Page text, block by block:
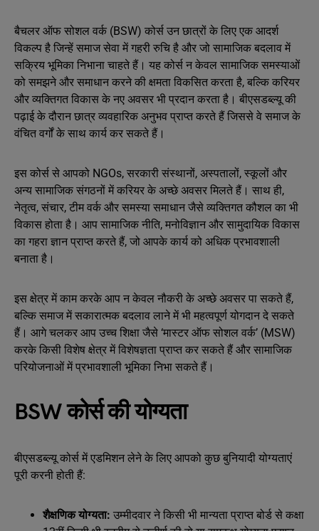
बैचलर ऑफ सोशल वर्क (BSW) कोर्स उन छात्रों के लिए एक आदर्श
विकल्प है जिन्हें समाज सेवा में गहरी रुचि है और जो सामाजिक बदलाव में
सक्रिय भूमिका निभाना चाहते हैं। यह कोर्स न केवल सामाजिक समस्याओं
को समझने और समाधान करने की क्षमता विकसित करता है, बल्कि करियर
और व्यक्तिगत विकास के नए अवसर भी प्रदान करता है। बीएसडब्ल्यू की
पढ़ाई के दौरान छात्र व्यवहारिक अनुभव प्राप्त करते हैं जिससे वे समाज के
वंचित वर्गों के साथ कार्य कर सकते हैं।
इस कोर्स से आपको NGOs, सरकारी संस्थानों, अस्पतालों, स्कूलों और
अन्य सामाजिक संगठनों में करियर के अच्छे अवसर मिलते हैं। साथ ही,
नेतृत्व, संचार, टीम वर्क और समस्या समाधान जैसे व्यक्तिगत कौशल का भी
विकास होता है। आप सामाजिक नीति, मनोविज्ञान और सामुदायिक विकास
का गहरा ज्ञान प्राप्त करते हैं, जो आपके कार्य को अधिक प्रभावशाली
बनाता है।
इस क्षेत्र में काम करके आप न केवल नौकरी के अच्छे अवसर पा सकते हैं,
बल्कि समाज में सकारात्मक बदलाव लाने में भी महत्वपूर्ण योगदान दे सकते
हैं। आगे चलकर आप उच्च शिक्षा जैसे ‘मास्टर ऑफ सोशल वर्क’ (MSW)
करके किसी विशेष क्षेत्र में विशेषज्ञता प्राप्त कर सकते हैं और सामाजिक
परियोजनाओं में प्रभावशाली भूमिका निभा सकते हैं।
BSW कोर्स की योग्यता
बीएसडब्ल्यू कोर्स में एडमिशन लेने के लिए आपको कुछ बुनियादी योग्यताएं
पूरी करनी होती हैं:
शैक्षणिक योग्यता: उम्मीदवार ने किसी भी मान्यता प्राप्त बोर्ड से कक्षा